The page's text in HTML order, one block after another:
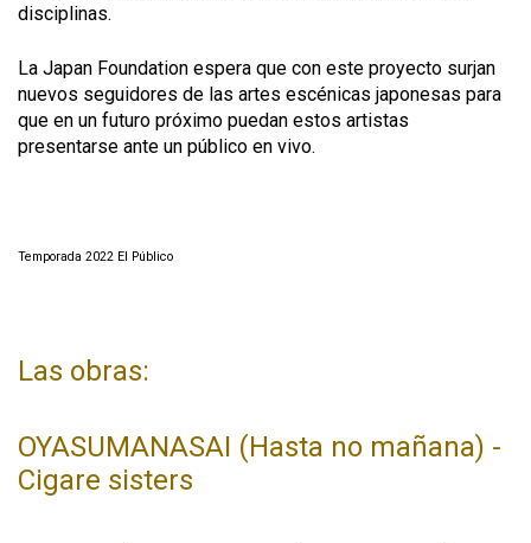
disciplinas.
La Japan Foundation espera que con este proyecto surjan
nuevos seguidores de las artes escénicas japonesas para
que en un futuro próximo puedan estos artistas
presentarse ante un público en vivo.
Temporada 2022 El Público
Las obras:
OYASUMANASAI (Hasta no mañana) -
Cigare sisters